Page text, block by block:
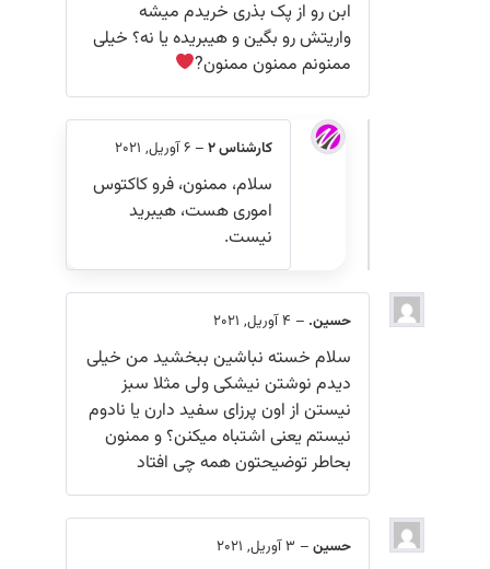
ابن رو از پک بذری خریدم میشه
واریتش رو بگین و هیبریده یا نه؟ خیلی
ممنونم ممنون ممنون?
کارشناس 2
سلام، ممنون، فرو کاکتوس
اموری هست، هیبرید
حسین.–
سلام خسته نباشین ببخشید من خیلی
دیدم نوشتن نیشکی ولی مثلا سبز
نیستن از اون پرزای سفید دارن یا نادوم
نیستم یعنی اشتباه میکنن؟ و ممنون
بحاطر توضیحتون همه چی افتاد
حسین–3 آوریل, 2021